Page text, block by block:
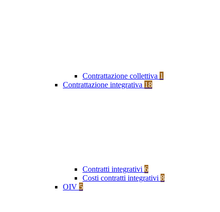
Contrattazione collettiva 1
Contrattazione integrativa 18
Contratti integrativi 6
Costi contratti integrativi 8
OIV 5